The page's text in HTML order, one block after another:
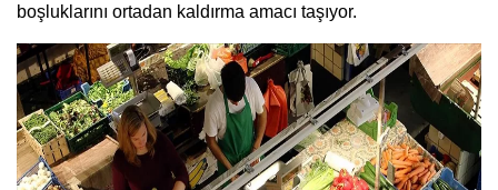
boşluklarını ortadan kaldırma amacı taşıyor.